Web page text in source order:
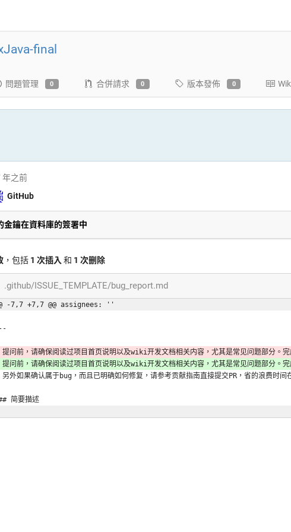
final
問題管理 0 合併請求 0 版本發佈 0
年之前
GitHub
金鑰在資料庫的簽署中
，包括 1 次插入 和 1 次删除
.github/ISSUE_TEMPLATE/bug_report.md
-7,7 +7,7 @@ assignees: ''
问前，请确保阅读过项目首页说明以及wiki开发文档相关内容，尤其是常见问题部分。
问前，请确保阅读过项目首页说明以及wiki开发文档相关内容，尤其是常见问题部分。
外如果确认属于bug，而且已明确如何修复，请参考贡献指南直接提交PR，省的浪费时间
简要描述